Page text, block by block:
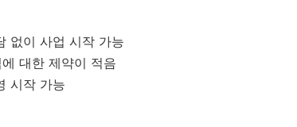
없이 사업 시작 가능
대한 제약이 적음
시작 가능